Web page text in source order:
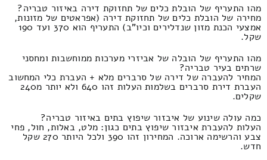
מהו התעריף של הובלת כלים של תחזוקת דירה באיזור טבריה?
מחירה של הובלת כלים של תחזוקת דירה (אפראטים של מזונות,
אמצעי הכנת מזון שנדלירים וכיו"ב) התעריף הוא 370 ועד 190
שקל.
מהו התעריף של הובלה של אביזרי מערכות ממוחשבות ומחסני
שרתים בעיר טבריה?
המחיר להעברה של דירה של סרברים מלא + העברת כלי המחשוב
העברת דירת סרברים בשלמות העלות זהו 640 ולא יותר מ240
שקלים.
כמה עולה שינוע של איבזור שיפוץ בתים באיזור טבריה?
העלות להעברת איבזור שיפוץ בתים כגון: מלט, באלות, חול, פחי
צבע והרשימה ארוכה. המחירון זהו 390 ולכל היותר 270 שקל
חדש.